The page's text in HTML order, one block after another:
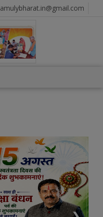
amulybharat.in@gmail.com